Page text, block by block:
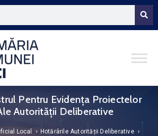
Pentru Evidența Proiectelor
Autorității Deliberative
Local
Hotărârile Autorității Deliberative